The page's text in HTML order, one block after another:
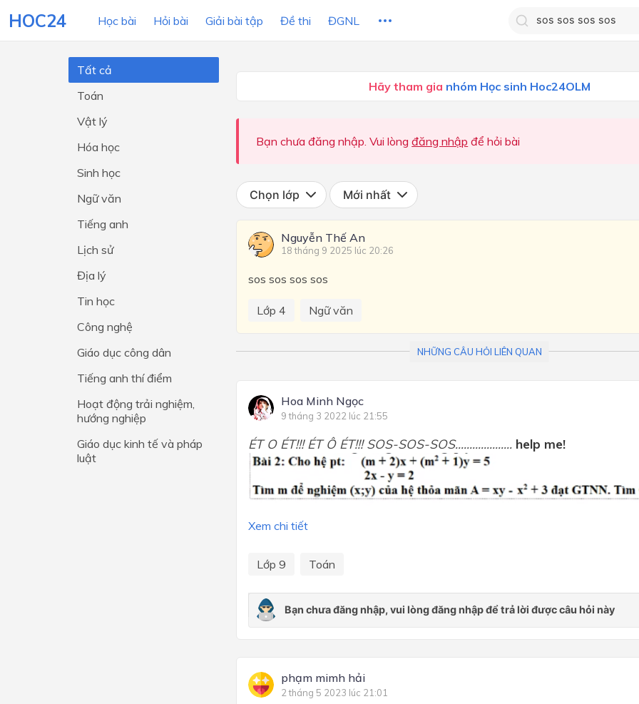
HOC24 Học bài Hỏi bài Giải bài tập Đề thi ĐGNL
Tìm kiếm câu trả lời
LỚP HỌC
Lớp 12
Lớp 10
Lớp 9
Lớp 8
Lớp 7
Lớp 5
Lớp 4
Lớp 3
Lớp 2
Lớp 1
Tất cả
Toán
Vật lý
Hóa học
Sinh học
Ngữ văn
Tiếng anh
Lịch sử
Địa lý
Tin học
Công nghệ
Giáo dục công dân
Tiếng anh thí điểm
Hoạt động trải nghiệm,
hướng nghiệp
Giáo dục kinh tế và pháp
luật
Hãy tham gia nhóm Học sinh Hoc24OLM
Bạn chưa đăng nhập. Vui lòngđăng nhập để hỏi bài
Chọn lớp Mới nhất
Nguyễn Thế An
18 tháng 9 2025 lúc 20:26
sos sos sos sos
Lớp 4 Ngữ văn
NHỮNG CÂU HỎI LIÊN QUAN
Hoa Minh Ngọc
9 tháng 3 2022 lúc 21:55
ÉT O ÉT!!! ÉT Ô ÉT!!! SOS-SOS-SOS.................... help me!
Xem chi tiết
Lớp 9 Toán
phạm mimh hải
2 tháng 5 2023 lúc 21:01